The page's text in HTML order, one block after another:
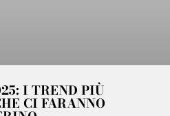
I TREND PIÙ
CI FARANNO